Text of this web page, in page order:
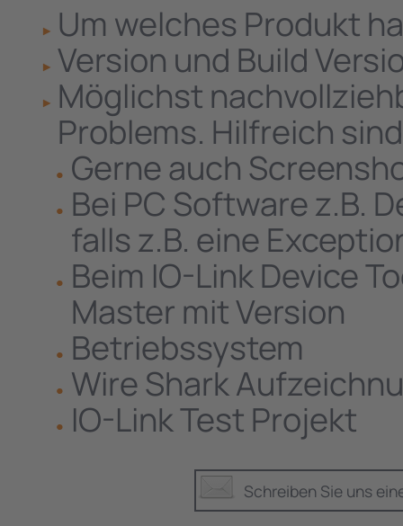
Um welches Produkt
Version und Build
Möglichst
Problems. Hilfreich
Gerne auch
Bei PC Software z.B.
falls z.B. eine
Beim IO-Link Device
Master mit Version
Betriebssystem
Wire Shark
IO-Link Test Projekt
Schreiben Sie uns